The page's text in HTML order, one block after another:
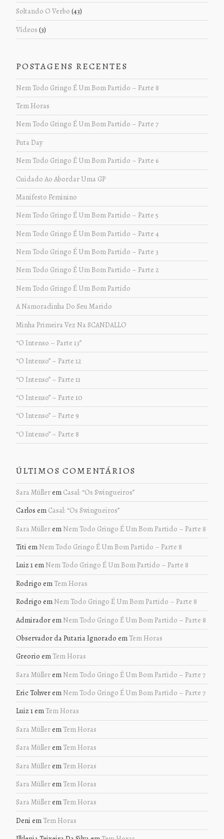
Soltando O Verbo (43)
Vídeos (3)
POSTAGENS RECENTES
Nem Todo Gringo É Um Bom Partido – Parte 8
Tem Horas
Nem Todo Gringo É Um Bom Partido – Parte 7
Puta Day
Nem Todo Gringo É Um Bom Partido – Parte 6
Cuidado Ao Abordar Uma GP
Manifesto Feminino
Nem Todo Gringo É Um Bom Partido – Parte 5
Nem Todo Gringo É Um Bom Partido – Parte 4
Nem Todo Gringo É Um Bom Partido – Parte 3
Nem Todo Gringo É Um Bom Partido – Parte 2
Nem Todo Gringo É Um Bom Partido
A Namoradinha Do Seu Marido
Minha Primeira Vez Na SCANDALLO
“O Intenso – Parte 13”
“O Intenso” – Parte 12
“O Intenso” – Parte 11
“O Intenso” – Parte 10
“O Intenso” – Parte 9
“O Intenso” – Parte 8
ÚLTIMOS COMENTÁRIOS
Sara Müllerem Casal: “Os Swingueiros”
Carlos em Casal: “Os Swingueiros”
Sara Müllerem Nem Todo Gringo É Um Bom Partido – Parte 8
Titi em Nem Todo Gringo É Um Bom Partido – Parte 8
Luiz 1em Nem Todo Gringo É Um Bom Partido – Parte 8
Rodrigo em Tem Horas
Rodrigo em Nem Todo Gringo É Um Bom Partido – Parte 8
Admiradorem Nem Todo Gringo É Um Bom Partido – Parte 8
Observador da Putaria Ignorado em Tem Horas
Greorio em Tem Horas
Sara Müllerem Nem Todo Gringo É Um Bom Partido – Parte 7
Eric Tohverem Nem Todo Gringo É Um Bom Partido – Parte 7
Luiz 1em Tem Horas
Sara Müllerem Tem Horas
Sara Müllerem Tem Horas
Sara Müllerem Tem Horas
Sara Müllerem Tem Horas
Sara Müllerem Tem Horas
Deni em Tem Horas